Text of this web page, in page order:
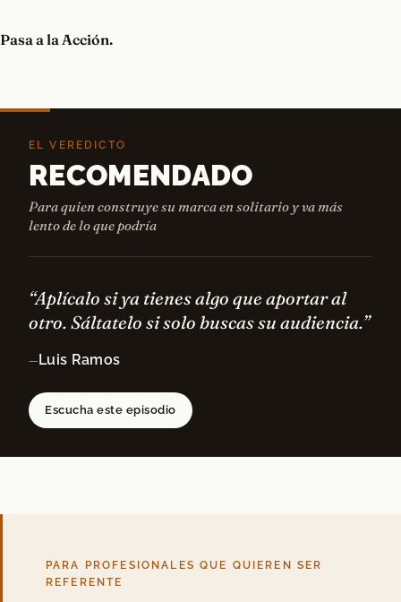
Pasa a la Acción.
EL VEREDICTO
RECOMENDADO
Para quien construye su marca en solitario y va más
lento de lo que podría
“Aplícalo si ya tienes algo que aportar al
otro. Sáltatelo si solo buscas su audiencia.”
— Luis Ramos
Escucha este episodio
PARA PROFESIONALES QUE QUIEREN SER
REFERENTE